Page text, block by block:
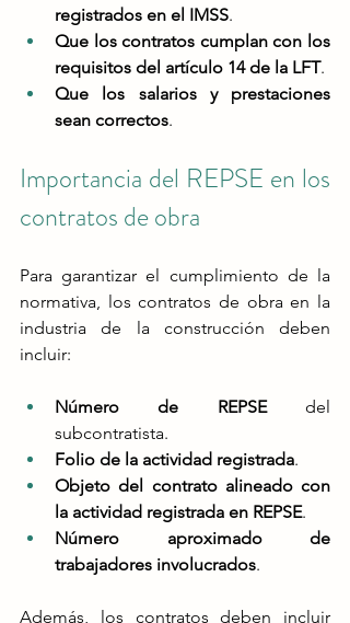
registrados en el IMSS.
Que los contratos cumplan con los
requisitos del artículo 14 de la LFT.
Que los salarios y prestaciones
sean correctos.
Importancia del REPSE en los
contratos de obra
Para garantizar el cumplimiento de la
normativa, los contratos de obra en la
industria de la construcción deben
incluir​:
Número de REPSE del
subcontratista.
Folio de la actividad registrada.
Objeto del contrato alineado con
la actividad registrada en REPSE.
Número aproximado de
trabajadores involucrados​.
Además, los contratos deben incluir